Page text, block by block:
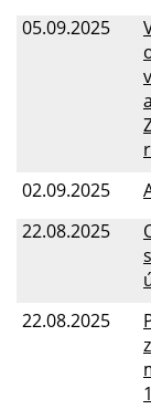
05.09.2025
02.09.2025
22.08.2025
22.08.2025